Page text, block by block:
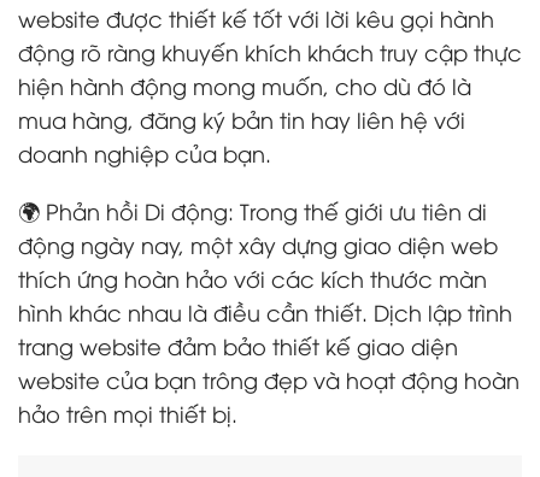
website được thiết kế tốt với lời kêu gọi hành
động rõ ràng khuyến khích khách truy cập thực
hiện hành động mong muốn, cho dù đó là
mua hàng, đăng ký bản tin hay liên hệ với
doanh nghiệp của bạn.
🌍 Phản hồi Di động: Trong thế giới ưu tiên di
động ngày nay, một xây dựng giao diện web
thích ứng hoàn hảo với các kích thước màn
hình khác nhau là điều cần thiết. Dịch lập trình
trang website đảm bảo thiết kế giao diện
website của bạn trông đẹp và hoạt động hoàn
hảo trên mọi thiết bị.